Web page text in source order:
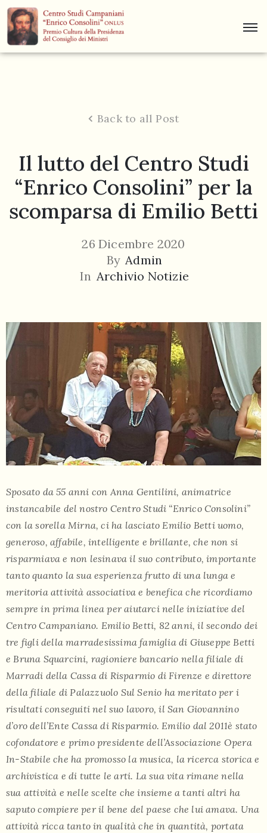
Centro
Museo
Curiosità
Contatti
055
5943
centrocampana@tiscali.it
Back to all Post
Il lutto del Centro Studi
“Enrico Consolini” per la
scomparsa di Emilio Betti
26 Dicembre 2020
By Admin
In Archivio Notizie
Sposato da 55 anni con Anna Gentilini, animatrice
instancabile del nostro Centro Studi “Enrico Consolini”
con la sorella Mirna, ci ha lasciato Emilio Bettiuomo,
generoso, affabile, intelligente e brillante, che non si
risparmiava e non lesinava il suo contributo, importante
tanto quanto la sua esperienza frutto di una lunga e
meritoria attività associativa e benefica che ricordiamo
sempre in prima linea per aiutarci nelle iniziative del
Centro Campaniano. Emilio Betti, 82 anni, il secondo dei
tre figli della marradesissima famiglia di Giuseppe Betti
e Bruna Squarcini, ragioniere bancario nella filiale di
Marradi della Cassa di Risparmio di Firenze e direttore
della filiale di Palazzuolo Sul Senio ha meritato per i
risultati conseguiti nel suo lavoro, il San Giovannino
d’oro dell’Ente Cassa di Risparmio. Emilio dal 2011è stato
cofondatore e primo presidente dell’Associazione Opera
In-Stabile che ha promosso la musica, la ricerca storica e
archivistica e di tutte le arti. La sua vita rimane nella
sua attività e nelle scelte che insieme a tanti altri ha
saputo compiere per il bene del paese che lui amava. Una
attività ricca tanto in qualità che in quantità, portata